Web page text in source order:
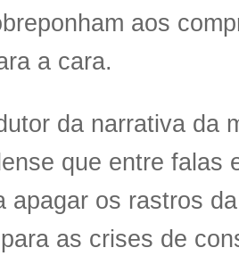
aos
a cara.
da narrativa da
que entre falas
apagar os rastros
as crises de